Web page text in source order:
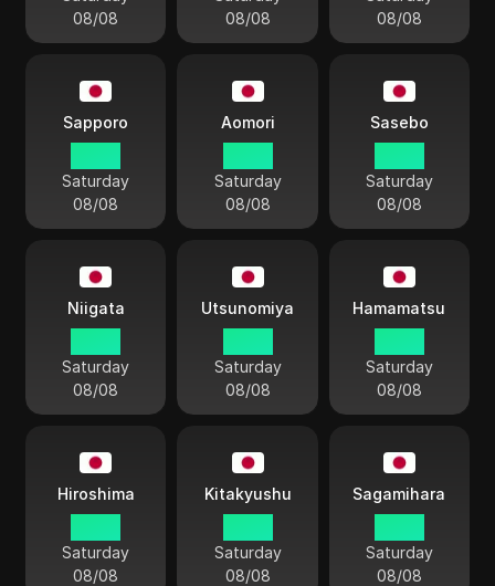
08/08
08/08
08/08
Sapporo
Saturday
08/08
Aomori
Saturday
08/08
Sasebo
Saturday
08/08
Niigata
Saturday
08/08
Utsunomiya
Saturday
08/08
Hamamatsu
Saturday
08/08
Hiroshima
Saturday
08/08
Kitakyushu
Saturday
08/08
Sagamihara
Saturday
08/08